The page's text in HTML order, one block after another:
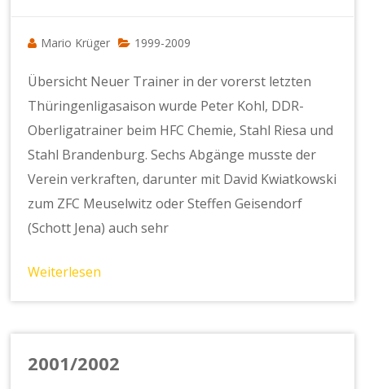
Mario Krüger 1999-2009
Übersicht Neuer Trainer in der vorerst letzten
Thüringenligasaison wurde Peter Kohl, DDR-
Oberligatrainer beim HFC Chemie, Stahl Riesa und
Stahl Brandenburg. Sechs Abgänge musste der
Verein verkraften, darunter mit David Kwiatkowski
zum ZFC Meuselwitz oder Steffen Geisendorf
(Schott Jena) auch sehr
Weiterlesen
2001/2002